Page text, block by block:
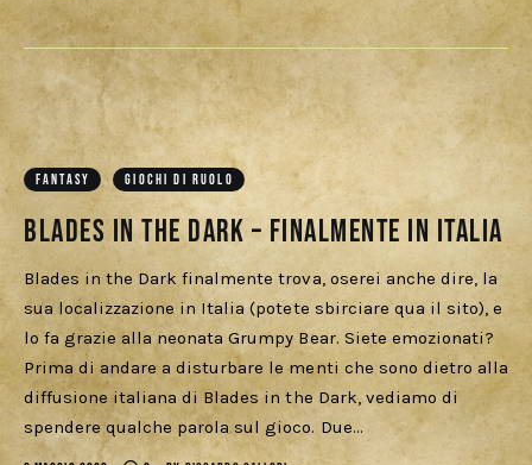
FANTASY GIOCHI DI RUOLO
Blades in the Dark – Finalmente in Italia
Blades in the Dark finalmente trova, oserei anche dire, la
sua localizzazione in Italia (potete sbirciare qua il sito), e
lo fa grazie alla neonata Grumpy Bear. Siete emozionati?
Prima di andare a disturbare le menti che sono dietro alla
diffusione italiana di Blades in the Dark, vediamo di
spendere qualche parola sul gioco. Due…